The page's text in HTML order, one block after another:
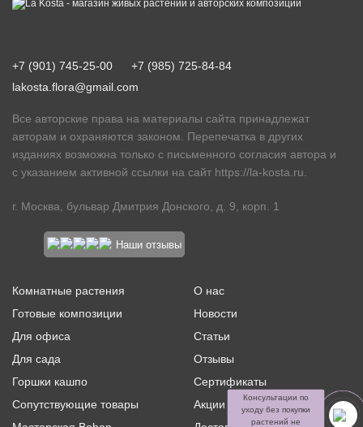
+7 (901) 745-25-00
+7 (985) 725-84-84
lakosta.flora@gmail.com
Все авторские права на материалы сайта принадлежат
авторам и охраняются законом. Перепечатка в других
изданиях возможна только с письменного согласия автора и
с указанием активной ссылки на сайт https://la-kosta.ru
г. Москва, бульвар Дмитрия Донского, д. 9, корп. 1
Наши отзывы
Комнатные растения
Готовые композиции
Для офиса
Для сада
Горшки кашпо
Сопутствующие товары
О нас
Новости
Статьи
Отзывы
Сертификаты
Акции и скидки
Консультации по
уходу без покупки
растений не